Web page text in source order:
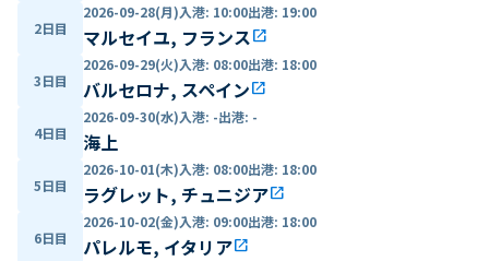
2日目
2026-09-28(月)入港: 10:00出港: 19:00
マルセイユ, フランスopen_in_new
3日目
2026-09-29(火)入港: 08:00出港: 18:00
バルセロナ, スペインopen_in_new
4日目
2026-09-30(水)入港: -出港: -
海上
5日目
2026-10-01(木)入港: 08:00出港: 18:00
ラグレット, チュニジアopen_in_new
6日目
2026-10-02(金)入港: 09:00出港: 18:00
パレルモ, イタリアopen_in_new